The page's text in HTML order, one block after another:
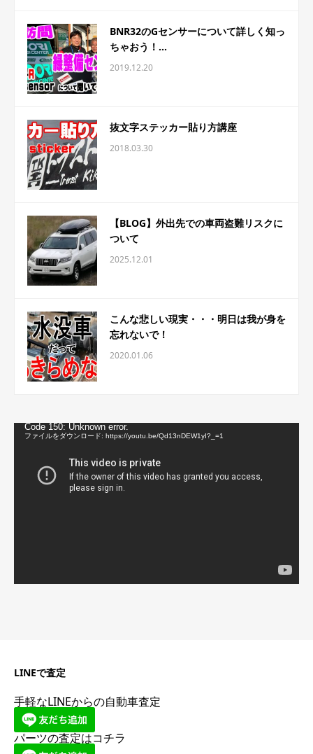
BNR32のGセンサーについて詳しく知っ
ちゃおう！...
2019.12.20
抜文字ステッカー貼り方講座
2018.03.30
【BLOG】外出先での車両盗難リスクに
ついて
2025.12.01
こんな悲しい現実・・・明日は我が身を
忘れないで！
2020.01.06
動Code 150: Unknown error.
ファイルをダウンロード: https://youtu.be/Qd13nDEW1yI?_=1
LINEで査定
手軽なLINEからの自動車査定
パーツの査定はコチラ